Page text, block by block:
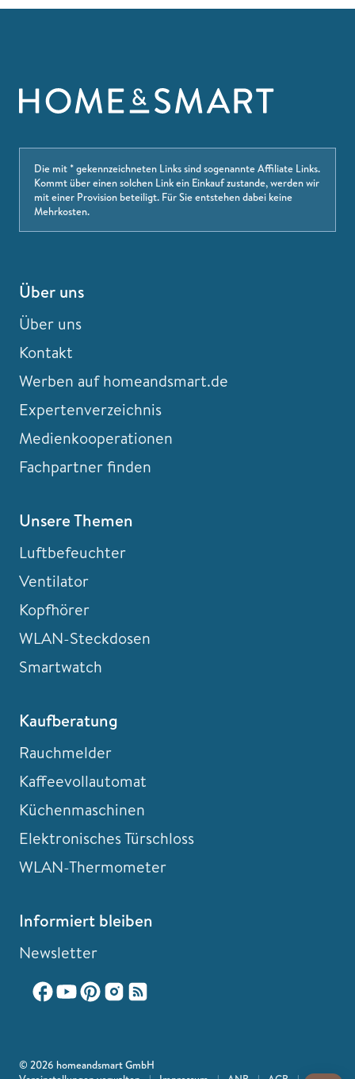
Die mit * gekennzeichneten Links sind sogenannte Affiliate Links.
Kommt über einen solchen Link ein Einkauf zustande, werden wir
mit einer Provision beteiligt. Für Sie entstehen dabei keine
Mehrkosten.
Über uns
Über uns
Kontakt
Werben auf homeandsmart.de
Expertenverzeichnis
Medienkooperationen
Fachpartner finden
Unsere Themen
Luftbefeuchter
Ventilator
Kopfhörer
WLAN-Steckdosen
Smartwatch
Kaufberatung
Rauchmelder
Kaffeevollautomat
Küchenmaschinen
Elektronisches Türschloss
WLAN-Thermometer
Informiert bleiben
Newsletter
© 2026 homeandsmart GmbH